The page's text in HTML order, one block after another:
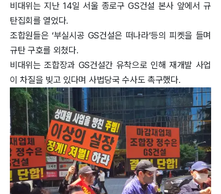
비대위는 지난 14일 서울 종로구 GS건설 본사 앞에서 규
탄집회를 열었다.
조합원들은 ‘부실시공 GS건설은 떠나라’등의 피켓을 들며
규탄 구호를 외쳤다.
비대위는 조합장과 GS건설간 유착으로 인해 재개발 사업
이 차질을 빚고 있다며 사법당국 수사도 촉구했다.